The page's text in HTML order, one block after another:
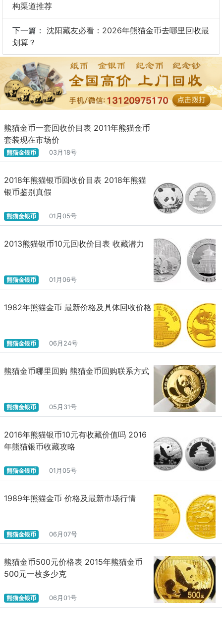
构渠道推荐
下一篇： 沈阳藏友必看：2026年熊猫金币去哪里回收最
划算？
熊猫金币一套回收价目表 2011年熊猫金币
套装现在市场价
熊猫金银币 03月18号
2018年熊猫银币回收价目表 2018年熊猫
银币鉴别真假
熊猫金银币 01月05号
2013熊猫银币10元回收价目表 收藏潜力
熊猫金银币 01月06号
1982年熊猫金币 最新价格及具体回收价格
熊猫金银币 06月24号
熊猫金币哪里回购 熊猫金币回购联系方式
熊猫金银币 05月31号
2016年熊猫银币10元有收藏价值吗 2016
年熊猫银币收藏攻略
熊猫金银币 01月05号
1989年熊猫金币 价格及最新市场行情
熊猫金银币 06月07号
熊猫金币500元价格表 2015年熊猫金币
500元一枚多少克
熊猫金银币 06月01号